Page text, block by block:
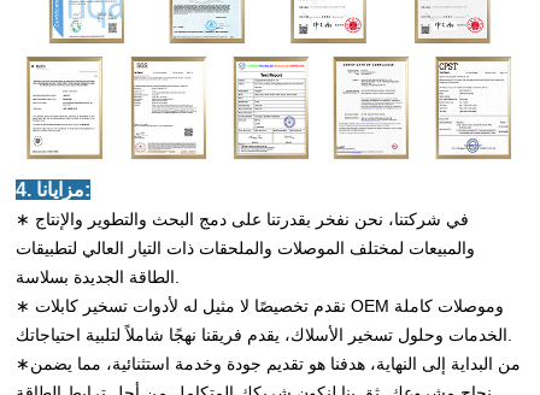
4. مزايانا:
∗ في شركتنا، نحن نفخر بقدرتنا على دمج البحث والتطوير والإنتاج
والمبيعات لمختلف الموصلات والملحقات ذات التيار العالي لتطبيقات
∗ نقدم تخصيصًا لا مثيل له لأدوات تسخير كابلات OEM وموصلات كاملة
∗من البداية إلى النهاية، هدفنا هو تقديم جودة وخدمة استثنائية، مما يضمن